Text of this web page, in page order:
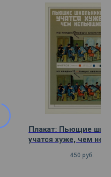
Плакат: Пьющие
учатся хуже, чем
450 руб.